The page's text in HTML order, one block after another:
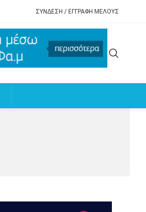
ΣΥΝΔΕΣΗ / ΕΓΓΡΑΦΗ ΜΕΛΟΥΣ